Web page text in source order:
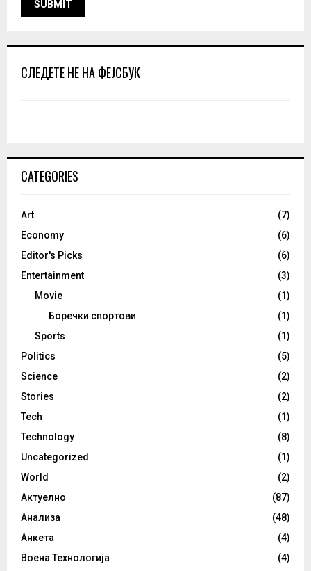
СЛЕДЕТЕ НЕ НА ФЕЈСБУК
CATEGORIES
Art
(7)
Economy
(6)
Editor's Picks
(6)
Entertainment
(3)
Movie
(1)
Боречки спортови
(1)
Sports
(1)
Politics
(5)
Science
(2)
Stories
(2)
Tech
(1)
Technology
(8)
Uncategorized
(1)
World
(2)
Актуелно
(87)
Анализа
(48)
Анкета
(4)
Воена Технологија
(4)